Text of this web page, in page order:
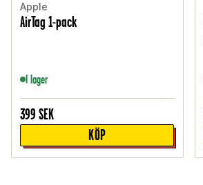
Apple
AirTag 1-pack
I lager
399 SEK
KÖP